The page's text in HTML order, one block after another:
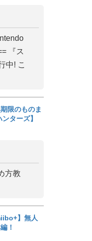
『ス
中! こ
限のものま
ターズ】
方教
】無人
！